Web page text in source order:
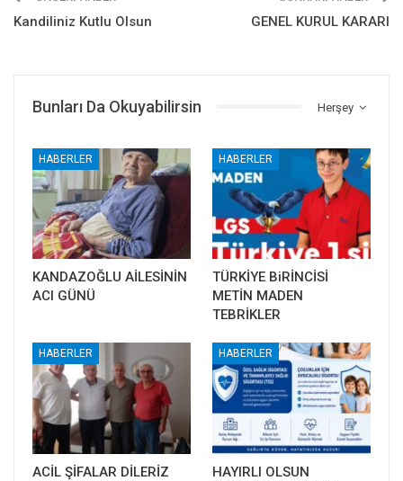
Kandiliniz Kutlu Olsun GENEL KURUL KARARI
Herşey
Bunları Da Okuyabilirsin
HABERLER
KANDAZOĞLU AİLESİNİN
ACI GÜNÜ
HABERLER
TÜRKİYE BiRİNCİSİ
METİN MADEN
TEBRİKLER
HABERLER
ACİL ŞİFALAR DİLERİZ
HABERLER
HAYIRLI OLSUN